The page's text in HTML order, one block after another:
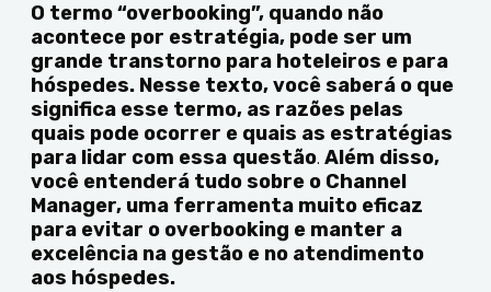
O termo “overbooking”, quando não
acontece por estratégia, pode ser um
grande transtorno para hoteleiros e para
hóspedes. Nesse texto, você saberá o que
significa esse termo, as razões pelas
quais pode ocorrer e quais as estratégias
para lidar com essa questão. Além disso,
você entenderá tudo sobre o Channel
Manager, uma ferramenta muito eficaz
para evitar o overbooking e manter a
excelência na gestão e no atendimento
aos hóspedes.